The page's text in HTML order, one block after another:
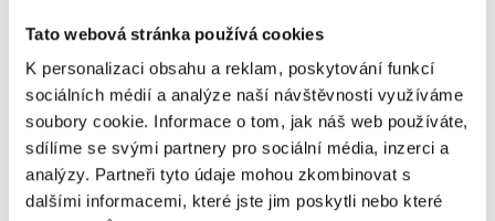
Tato webová stránka používá cookies
K personalizaci obsahu a reklam, poskytování funkcí
sociálních médií a analýze naší návštěvnosti využíváme
soubory cookie. Informace o tom, jak náš web používáte,
sdílíme se svými partnery pro sociální média, inzerci a
analýzy. Partneři tyto údaje mohou zkombinovat s
dalšími informacemi, které jste jim poskytli nebo které
Všechny Česko Slovensko
HALADA Pařížská, Praha
Pařížská 7, 110 00 Praha 1